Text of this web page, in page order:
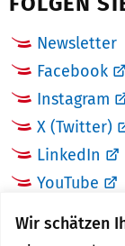
Wir schätzen
Newsletter
Facebook
Instagram
X (Twitter)
LinkedIn
YouTube
LINKS